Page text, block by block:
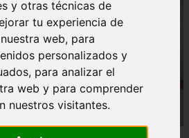
y otras técnicas de
tu experiencia de
web, para
personalizados y
para analizar el
web y para comprender
nuestros visitantes.